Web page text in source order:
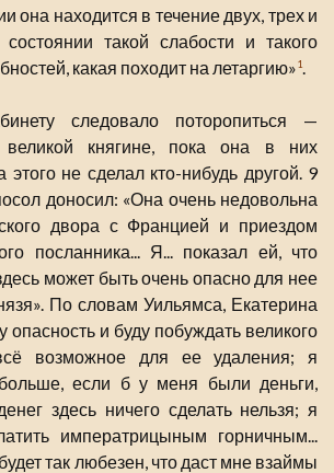
она находится в течение двух, трех и
такой слабости и такого
какая походит на летаргию»1.
следовало поторопиться —
великой княгине, пока она в них
этого не сделал кто-нибудь другой. 9
доносил: «Она очень недовольна
двора с Францией и приездом
посланника... Я... показал ей, что
может быть очень опасно для нее
По словам Уильямса, Екатерина
опасность и буду побуждать великого
возможное для ее удаления; я
если б у меня были деньги,
здесь ничего сделать нельзя; я
императрицыным горничным...
так любезен, что даст мне взаймы